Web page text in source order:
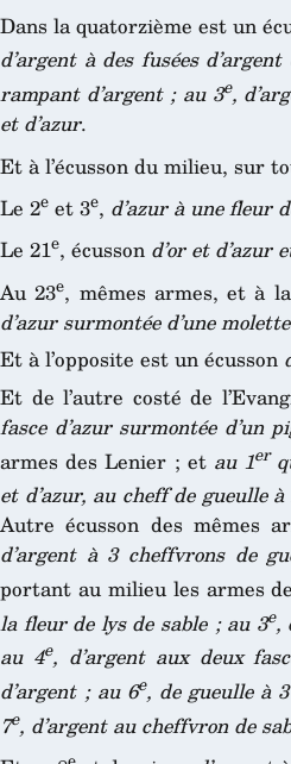
Dans la quatorzième est un
d’argent à des fusées
rampant d’argent ; au 3e,
et d’azur.
Et à l’écusson du milieu, sur
Le 2e et 3e, d’azur à une fleur
Le 21e, écusson d’or et d’azur
Au 23e, mêmes armes, et à
d’azur surmontée d’une
Et à l’opposite est un écusson
Et de l’autre costé de
fasce d’azur surmontée d’un
armes des Lenier ; et au 1er
et d’azur, au cheff de gueulle
Autre écusson des mêmes
d’argent à 3 cheffvrons de
portant au milieu les armes
la fleur de lys de sable ; au 3e,
au 4e, d’argent aux deux
d’argent ; au 6e, de gueulle à
7e, d’argent au cheffvron de